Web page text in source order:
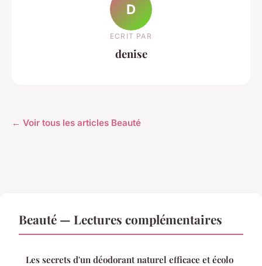
D
ECRIT PAR
denise
← Voir tous les articles Beauté
Beauté — Lectures complémentaires
Les secrets d'un déodorant naturel efficace et écolo